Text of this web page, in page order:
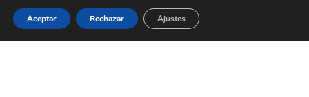
ACERCA DE SERVICIOS EMPLEO BLOG
Balances erróneos por discrepancias
entre los registros internos y los
extractos bancarios.
Aceptar Rechazar Ajustes